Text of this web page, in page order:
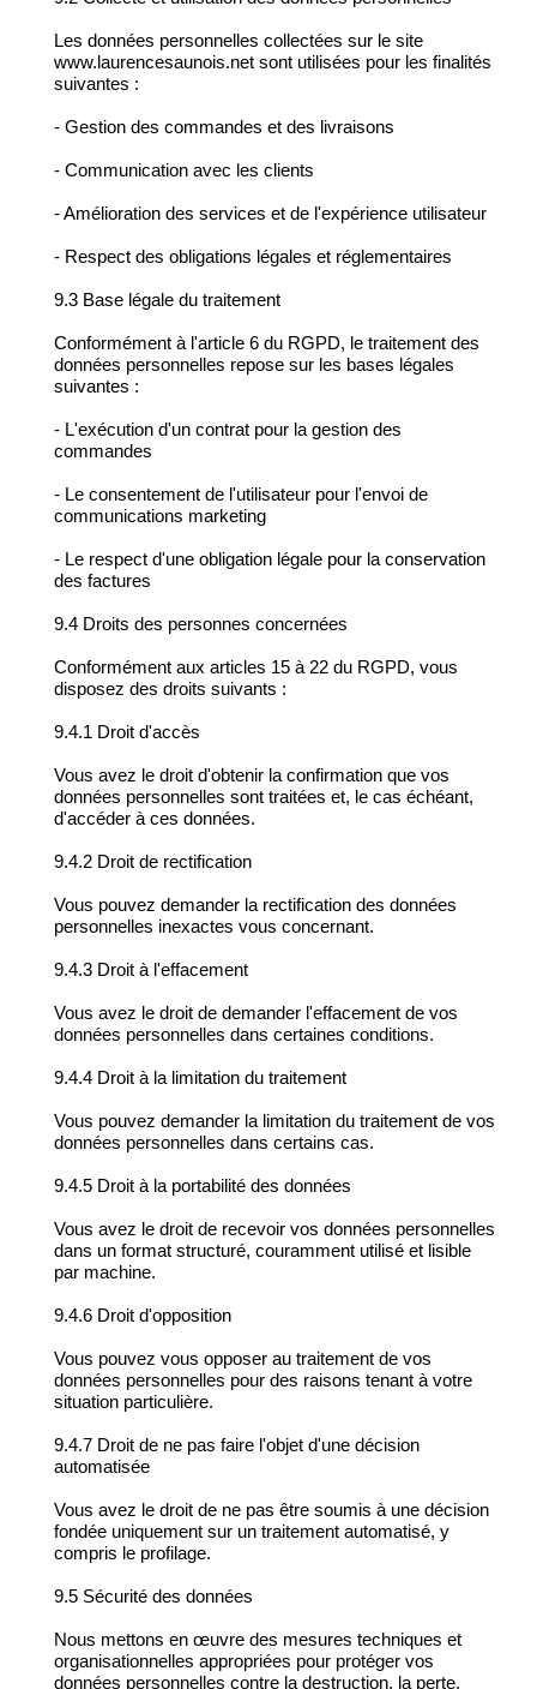
Les données personnelles collectées sur le site
www.laurencesaunois.net sont utilisées pour les finalités
suivantes :
- Gestion des commandes et des livraisons
- Communication avec les clients
- Amélioration des services et de l'expérience utilisateur
- Respect des obligations légales et réglementaires
9.3 Base légale du traitement
Conformément à l'article 6 du RGPD, le traitement des
données personnelles repose sur les bases légales
suivantes :
- L'exécution d'un contrat pour la gestion des
commandes
- Le consentement de l'utilisateur pour l'envoi de
communications marketing
- Le respect d'une obligation légale pour la conservation
des factures
9.4 Droits des personnes concernées
Conformément aux articles 15 à 22 du RGPD, vous
disposez des droits suivants :
9.4.1 Droit d'accès
Vous avez le droit d'obtenir la confirmation que vos
données personnelles sont traitées et, le cas échéant,
d'accéder à ces données.
9.4.2 Droit de rectification
Vous pouvez demander la rectification des données
personnelles inexactes vous concernant.
9.4.3 Droit à l'effacement
Vous avez le droit de demander l'effacement de vos
données personnelles dans certaines conditions.
9.4.4 Droit à la limitation du traitement
Vous pouvez demander la limitation du traitement de vos
données personnelles dans certains cas.
9.4.5 Droit à la portabilité des données
Vous avez le droit de recevoir vos données personnelles
dans un format structuré, couramment utilisé et lisible
par machine.
9.4.6 Droit d'opposition
Vous pouvez vous opposer au traitement de vos
données personnelles pour des raisons tenant à votre
situation particulière.
9.4.7 Droit de ne pas faire l'objet d'une décision
automatisée
Vous avez le droit de ne pas être soumis à une décision
fondée uniquement sur un traitement automatisé, y
compris le profilage.
9.5 Sécurité des données
Nous mettons en œuvre des mesures techniques et
organisationnelles appropriées pour protéger vos
données personnelles contre la destruction, la perte,